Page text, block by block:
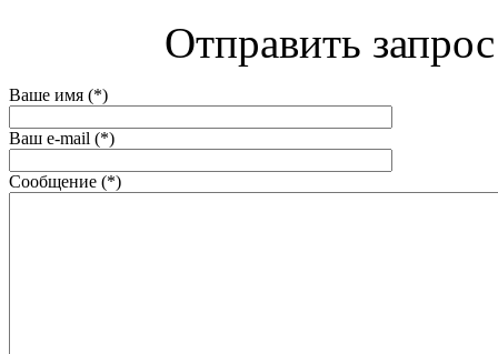
Отправить
Ваше имя (*)
Ваш e-mail (*)
Сообщение (*)